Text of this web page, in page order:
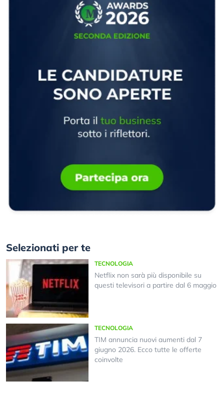
Selezionati per te
TECNOLOGIA
Netflix non sarà più disponibile su
questi televisori a partire dal 6 maggio
TECNOLOGIA
TIM annuncia nuovi aumenti dal 7
giugno 2026. Ecco tutte le offerte
coinvolte